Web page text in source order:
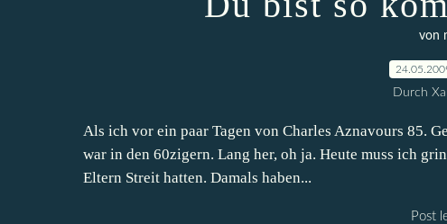
von
Durch
Als ich vor ein paar Tagen von Charles Aznavours 85.
war in den 60zigern. Lang her, oh ja. Heute muss ich
Eltern Streit hatten. Damals haben...
Post